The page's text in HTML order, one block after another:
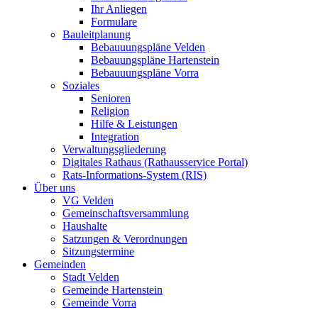
Ihr Anliegen
Formulare
Bauleitplanung
Bebauuungspläne Velden
Bebauungspläne Hartenstein
Bebauuungspläne Vorra
Soziales
Senioren
Religion
Hilfe & Leistungen
Integration
Verwaltungsgliederung
Digitales Rathaus (Rathausservice Portal)
Rats-Informations-System (RIS)
Über uns
VG Velden
Gemeinschaftsversammlung
Haushalte
Satzungen & Verordnungen
Sitzungstermine
Gemeinden
Stadt Velden
Gemeinde Hartenstein
Gemeinde Vorra